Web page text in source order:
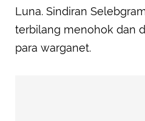
Luna. Sindiran
terbilang menohok dan
para warganet.